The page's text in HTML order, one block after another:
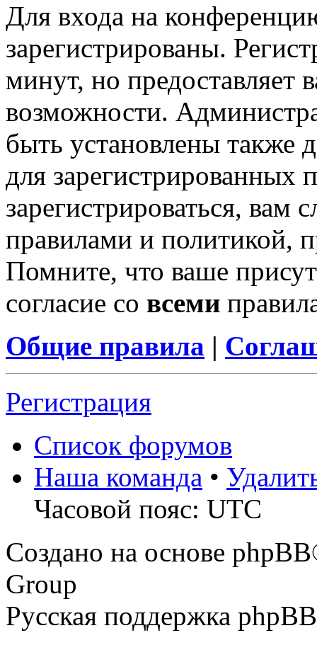
Для входа на
зарегистрированы.
минут, но предоставляет
возможности.
быть установлены также
для зарегистрированных
зарегистрироваться, вам
правилами и политикой,
Помните, что ваше
согласие со всеми
Общие правила |
Регистрация
Список форумов
Наша команда •
Часовой пояс: UTC
Создано на основе
Group
Русская поддержка phpBB